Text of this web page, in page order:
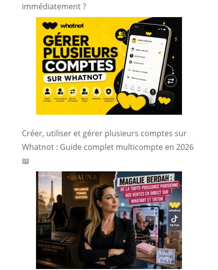
immédiatement ?
Créer, utiliser et gérer plusieurs comptes sur
Whatnot : Guide complet multicompte en 2026
📖